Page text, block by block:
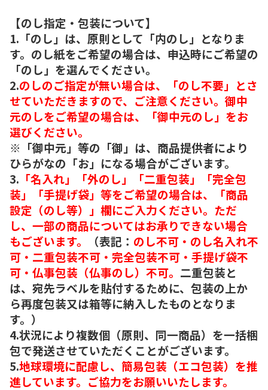
【のし指定・包装について】
1.「のし」は、原則として「内のし」となりま
す。のし紙をご希望の場合は、申込時にご希望の
「のし」を選んでください。
2.のしのご指定が無い場合は、「のし不要」とさ
せていただきますので、ご注意ください。御中
元のしをご希望の場合は、「御中元のし」をお
選びください。
※「御中元」等の「御」は、商品提供者により
ひらがなの「お」になる場合がございます。
3. 「名入れ」「外のし」「二重包装」「完全包
装」「手提げ袋」等をご希望の場合は、「商品
設定（のし等）」欄にご入力ください。ただ
し、一部の商品についてはお承りできない場合
もございます。
（表記： のし不可・のし名入れ不
可・二重包装不可・完全包装不可・手提げ袋不
可・仏事包装（仏事のし）不可。 二重包装と
は、宛先ラベルを貼付するために、包装の上か
ら再度包装又は箱等に納入したものとなりま
す。）
4.状況により複数個（原則、同一商品）を一括梱
包で発送させていただくことがございます。
5.地球環境に配慮し、簡易包装（エコ包装）を推
進しています。ご協力をお願いいたします。